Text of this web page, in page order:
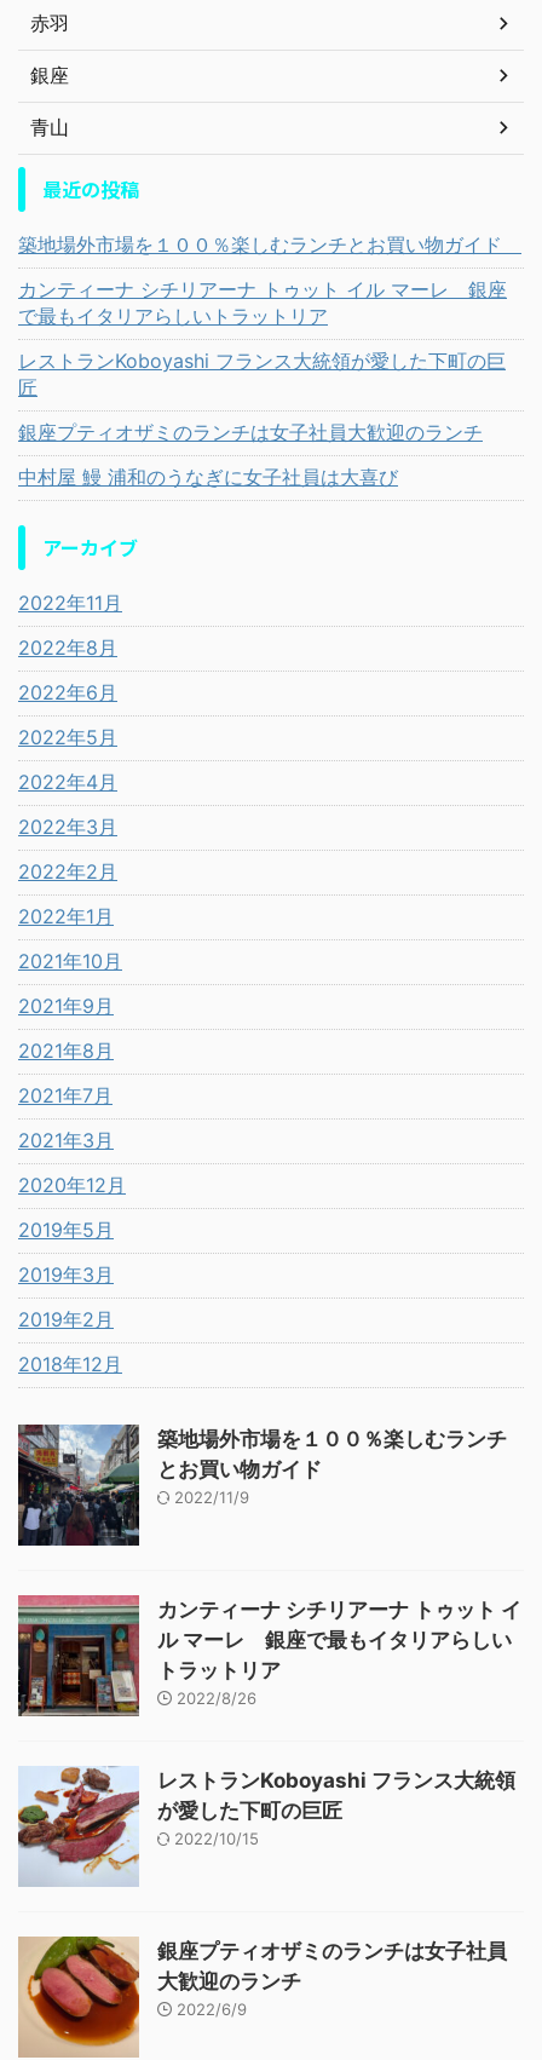
赤羽
銀座
青山
最近の投稿
築地場外市場を１００％楽しむランチとお買い物ガイド
カンティーナ シチリアーナ トゥット イル マーレ 銀座
で最もイタリアらしいトラットリア
レストランKoboyashi フランス大統領が愛した下町の巨
匠
銀座プティオザミのランチは女子社員大歓迎のランチ
中村屋 鰻 浦和のうなぎに女子社員は大喜び
アーカイブ
2022年11月
2022年8月
2022年6月
2022年5月
2022年4月
2022年3月
2022年2月
2022年1月
2021年10月
2021年9月
2021年8月
2021年7月
2021年3月
2020年12月
2019年5月
2019年3月
2019年2月
2018年12月
築地場外市場を１００％楽しむランチ
とお買い物ガイド
2022/11/9
カンティーナ シチリアーナ トゥット イ
ル マーレ 銀座で最もイタリアらしい
トラットリア
2022/8/26
レストランKoboyashi フランス大統領
が愛した下町の巨匠
2022/10/15
銀座プティオザミのランチは女子社員
大歓迎のランチ
2022/6/9